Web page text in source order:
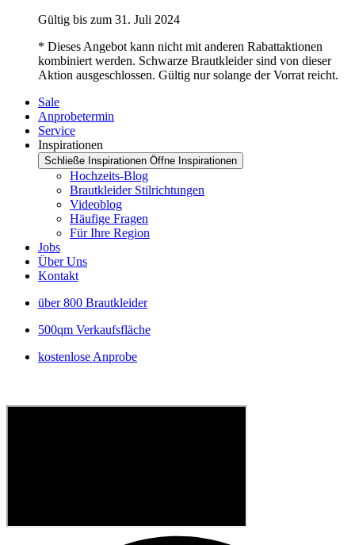
Gültig bis zum 31. Juli 2024
* Dieses Angebot kann nicht mit anderen Rabattaktionen
kombiniert werden. Schwarze Brautkleider sind von dieser
Aktion ausgeschlossen. Gültig nur solange der Vorrat reicht.
Sale
Anprobetermin
Service
Inspirationen
Schließe Inspirationen Öffne Inspirationen
Hochzeits-Blog
Brautkleider Stilrichtungen
Videoblog
Häufige Fragen
Für Ihre Region
Jobs
Über Uns
Kontakt
über 800 Brautkleider
500qm Verkaufsfläche
kostenlose Anprobe